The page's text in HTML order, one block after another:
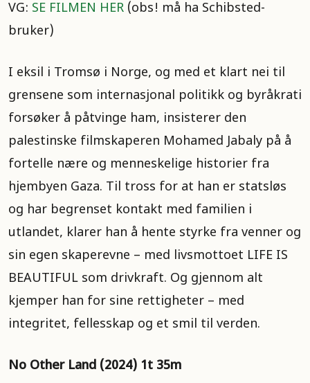
VG: SE FILMEN HER (obs! må ha Schibsted-
bruker)
I eksil i Tromsø i Norge, og med et klart nei til
grensene som internasjonal politikk og byråkrati
forsøker å påtvinge ham, insisterer den
palestinske filmskaperen Mohamed Jabaly på å
fortelle nære og menneskelige historier fra
hjembyen Gaza. Til tross for at han er statsløs
og har begrenset kontakt med familien i
utlandet, klarer han å hente styrke fra venner og
sin egen skaperevne – med livsmottoet LIFE IS
BEAUTIFUL som drivkraft. Og gjennom alt
kjemper han for sine rettigheter – med
integritet, fellesskap og et smil til verden.
No Other Land (2024) 1t 35m